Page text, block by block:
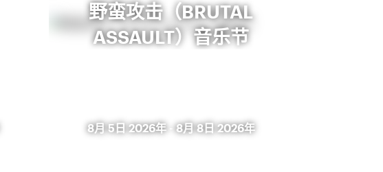
野蛮攻击（BRUTAL
ASSAULT）音乐节
8月 5日 2026年-8月 8日 2026年